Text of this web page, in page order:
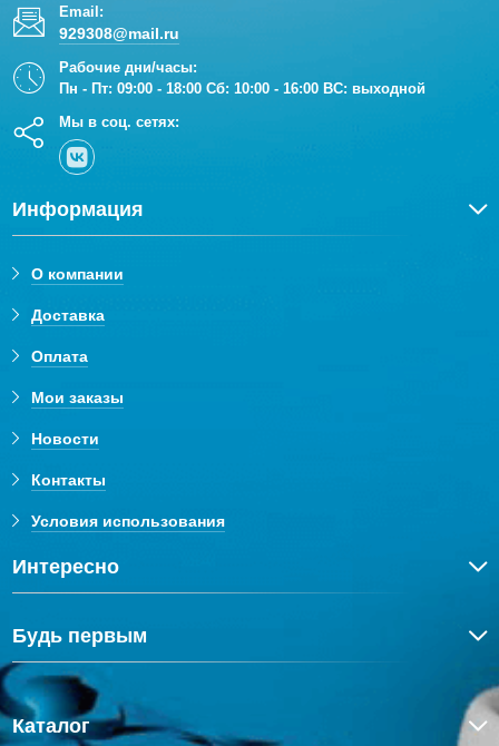
Email:
929308@mail.ru
Рабочие дни/часы:
Пн - Пт: 09:00 - 18:00 Сб: 10:00 - 16:00 ВС: выходной
Мы в соц. сетях:
Информация
О компании
Доставка
Оплата
Мои заказы
Новости
Контакты
Условия использования
Интересно
Будь первым
Каталог